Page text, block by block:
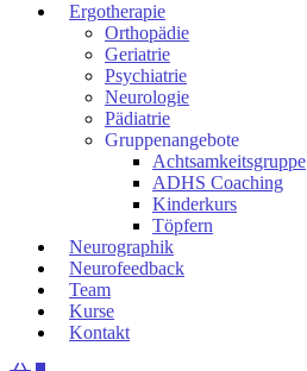
Ergotherapie
Orthopädie
Geriatrie
Psychiatrie
Neurologie
Pädiatrie
Gruppenangebote
Achtsamkeitsgruppe
ADHS Coaching
Kinderkurs
Töpfern
Neurographik
Neurofeedback
Team
Kurse
Kontakt